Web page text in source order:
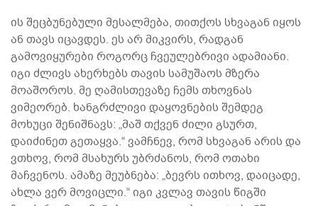
ის შეცბუნებული მესალმება, თითქოს სხვაგან იყოს
ან თავს იცავდეს. ეს არ მიკვირს, რადგან
გამოვიყურები როგორც ჩვეულებრივი ადამიანი.
იგი ძლივს ახერხებს თავის სამუშაოს მზერა
მოაშოროს. მე ღამისთევაზე ჩემს თხოვნას
ვიმეორებ. ხანგრძლივი დაყოვნების შემდეგ
მოხუცი შენიშნავს: „მაშ თქვენ ძილი გსურთ,
დაიძინეთ გეთაყვა.“ ვამჩნევ, რომ სხვაგან არის და
ვთხოვ, რომ მსახურს უბრძანოს, რომ ოთახი
მაჩვენოს. ამაზე მეუბნება: „ბევრს ითხოვ, დაიცადე,
ახლა ვერ მოვიცლი.“ იგი კვლავ თავის წიგში